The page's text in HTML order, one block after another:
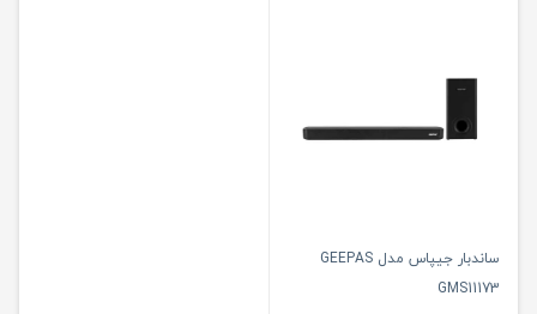
ساندبار جیپاس مدل GEEPAS
GMS11173